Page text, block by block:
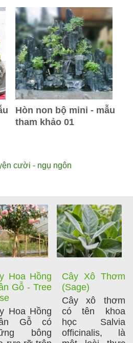
Hòn non bộ mini - mẫu
tham khảo 01
cười - ngụ ngôn
Hoa Hồng
Gỗ - Tree
Hoa Hồng
Gỗ có
bông
Cây Xô Thơm
(Sage)
Cây xô thơm
có tên khoa
học Salvia
officinalis, là